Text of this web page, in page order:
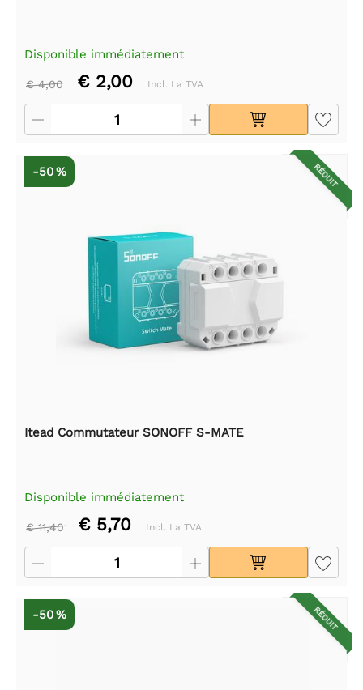
Disponible immédiatement
€ 4,00 € 2,00 Incl. La TVA
RÉDUIT
-50 %
Itead Commutateur SONOFF S-MATE
Disponible immédiatement
€ 11,40 € 5,70 Incl. La TVA
RÉDUIT
-50 %